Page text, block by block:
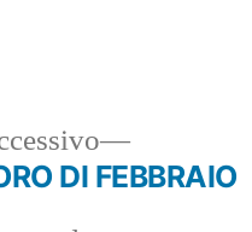
Articolo
successivo:
DI FEBBRAIO